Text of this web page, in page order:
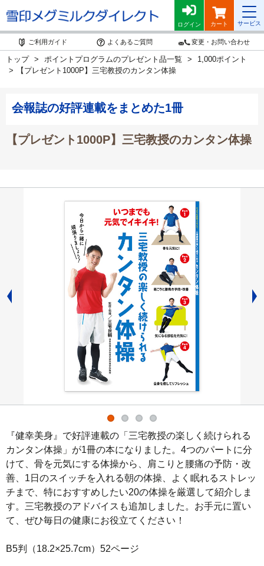
ログイン カート サービス
ご利用ガイド よくあるご質問 変更・お問い合わせ
トップ ポイントプログラムのプレゼント品一覧
1,000ポイント
【プレゼント1000P】三宅教授のカンタン体操
会報誌の好評連載をまとめた1冊
【プレゼント1000P】三宅教授のカンタン体操
『健幸美身』で好評連載の「三宅教授の楽しく続けられる
カンタン体操」が1冊の本になりました。4つのパートに分
けて、骨を元気にする体操から、肩こりと腰痛の予防・改
善、1日のスイッチを入れる朝の体操、よく眠れるストレッ
チまで、特におすすめしたい20の体操を厳選して紹介しま
す。三宅教授のアドバイスも追加しました。お手元に置い
て、ぜひ毎日の健康にお役立てください！
B5判（18.2×25.7cm）52ページ